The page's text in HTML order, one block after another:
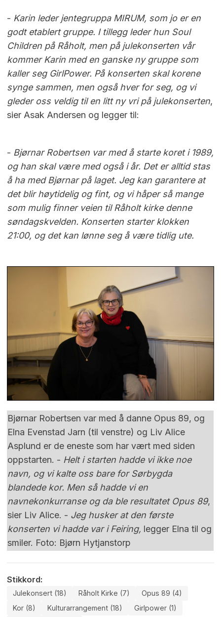
- Karin leder jentegruppa MIRUM, som jo er en
godt etablert gruppe. I tillegg leder hun Soul
Children på Råholt, men på julekonserten vår
kommer Karin med en ganske ny gruppe som
kaller seg GirlPower. På konserten skal korene
synge sammen, men også hver for seg, og vi
gleder oss veldig til en litt ny vri på julekonserten,
sier Asak Andersen og legger til:
- Bjørnar Robertsen var med å starte koret i 1989,
og han skal være med også i år. Det er alltid stas
å ha med Bjørnar på laget. Jeg kan garantere at
det blir høytidelig og fint, og vi håper så mange
som mulig finner veien til Råholt kirke denne
søndagskvelden. Konserten starter klokken
21:00, og det kan lønne seg å være tidlig ute.
Bjørnar Robertsen var med å danne Opus 89, og
Elna Evenstad Jarn (til venstre) og Liv Alice
Asplund er de eneste som har vært med siden
oppstarten. - Helt i starten hadde vi ikke noe
navn, og vi kalte oss bare for Sørbygda
blandede kor. Men så hadde vi en
navnekonkurranse og da ble resultatet Opus 89,
sier Liv Alice. - Jeg husker at den første
konserten vi hadde var i Feiring, legger Elna til og
smiler. Foto: Bjørn Hytjanstorp
Stikkord:
Julekonsert (18) Råholt Kirke (7)
Opus 89 (4)
Kor (8)
Kulturarrangement (18) Girlpower (1)